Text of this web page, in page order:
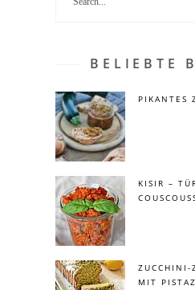
BELIEBTE
PIKANTES
KISIR –
ZUCCHINI-
MIT